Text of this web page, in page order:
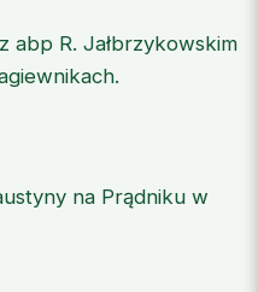
abp R. Jałbrzykowskim
na Prądniku w